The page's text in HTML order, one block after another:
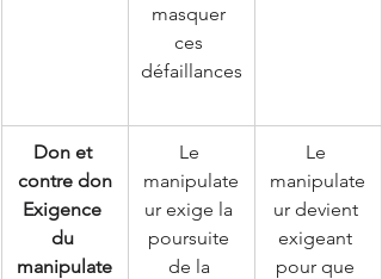
masquer
ces
défaillances
Don et
contre don
Exigence
du
manipulate
Le
manipulate
ur exige la
poursuite
de la
Le
manipulate
ur devient
exigeant
pour que